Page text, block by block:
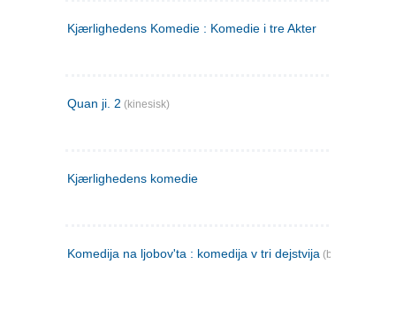
Kjærlighedens Komedie : Komedie i tre Akter
Quan ji. 2 (kinesisk)
Kjærlighedens komedie
Komedija na ljobov'ta : komedija v tri dejstvija (bulgarsk)